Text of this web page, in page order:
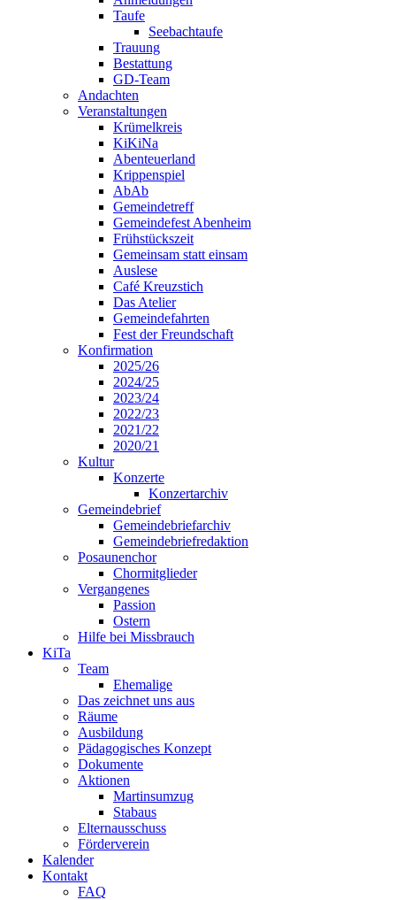
Taufe
Seebachtaufe
Trauung
Bestattung
GD-Team
Andachten
Veranstaltungen
Krümelkreis
KiKiNa
Abenteuerland
Krippenspiel
AbAb
Gemeindetreff
Gemeindefest Abenheim
Frühstückszeit
Gemeinsam statt einsam
Auslese
Café Kreuzstich
Das Atelier
Gemeindefahrten
Fest der Freundschaft
Konfirmation
2025/26
2024/25
2023/24
2022/23
2021/22
2020/21
Kultur
Konzerte
Konzertarchiv
Gemeindebrief
Gemeindebriefarchiv
Gemeindebriefredaktion
Posaunenchor
Chormitglieder
Vergangenes
Passion
Ostern
Hilfe bei Missbrauch
KiTa
Team
Ehemalige
Das zeichnet uns aus
Räume
Ausbildung
Pädagogisches Konzept
Dokumente
Aktionen
Martinsumzug
Stabaus
Elternausschuss
Förderverein
Kalender
Kontakt
FAQ